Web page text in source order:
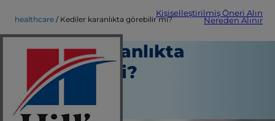
Kişiselleştirilmiş Öneri Alın
Nereden Alınır
healthcare Kediler karanlıkta görebilir mi?
Kediler karanlıkta
görebilir mi?
Sağlık hizmeti
Personel Yazarı